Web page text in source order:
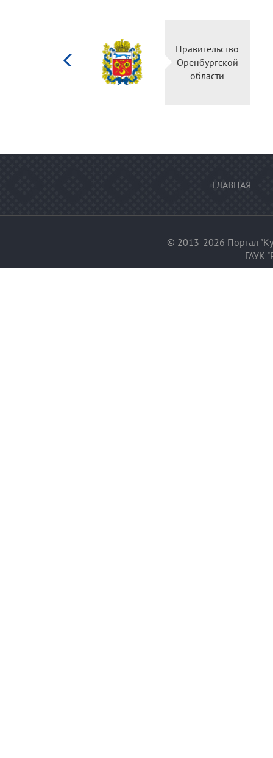
культуры
Российской
Правительство
Оренбургской
области
ГЛАВНАЯ
© 2013-2026 Портал
ГАУК